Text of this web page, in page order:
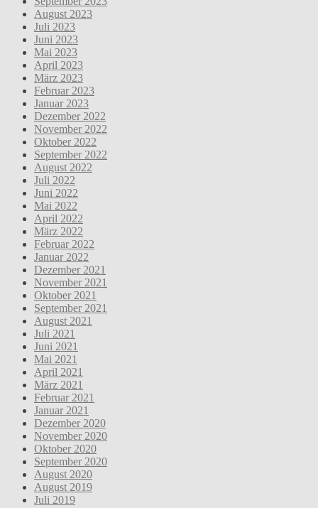
August 2023
Juli 2023
Juni 2023
Mai 2023
April 2023
März 2023
Februar 2023
Januar 2023
Dezember 2022
November 2022
Oktober 2022
September 2022
August 2022
Juli 2022
Juni 2022
Mai 2022
April 2022
März 2022
Februar 2022
Januar 2022
Dezember 2021
November 2021
Oktober 2021
September 2021
August 2021
Juli 2021
Juni 2021
Mai 2021
April 2021
März 2021
Februar 2021
Januar 2021
Dezember 2020
November 2020
Oktober 2020
September 2020
August 2020
August 2019
Juli 2019